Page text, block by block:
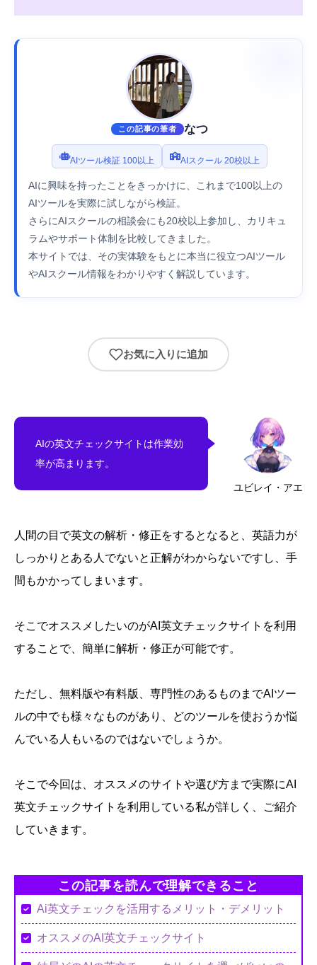
この記事の筆者 なつ
AIツール検証 100以上 AIスクール 20校以上
AIに興味を持ったことをきっかけに、これまで100以上の
AIツールを実際に試しながら検証。
さらにAIスクールの相談会にも20校以上参加し、カリキュ
ラムやサポート体制を比較してきました。
本サイトでは、その実体験をもとに本当に役立つAIツール
やAIスクール情報をわかりやすく解説しています。
お気に入りに追加
ユビレイ・アエ
AIの英文チェックサイトは作業効
率が高まります。
人間の目で英文の解析・修正をするとなると、英語力が
しっかりとある人でないと正解がわからないですし、手
間もかかってしまいます。
そこでオススメしたいのがAI英文チェックサイトを利用
することで、簡単に解析・修正が可能です。
ただし、無料版や有料版、専門性のあるものまでAIツー
ルの中でも様々なものがあり、どのツールを使おうか悩
んでいる人もいるのではないでしょうか。
そこで今回は、オススメのサイトや選び方まで実際にAI
英文チェックサイトを利用している私が詳しく、ご紹介
していきます。
この記事を読んで理解できること
Ai英文チェックを活用するメリット・デメリット
オススメのAI英文チェックサイト